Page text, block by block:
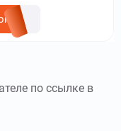
по ссылке в